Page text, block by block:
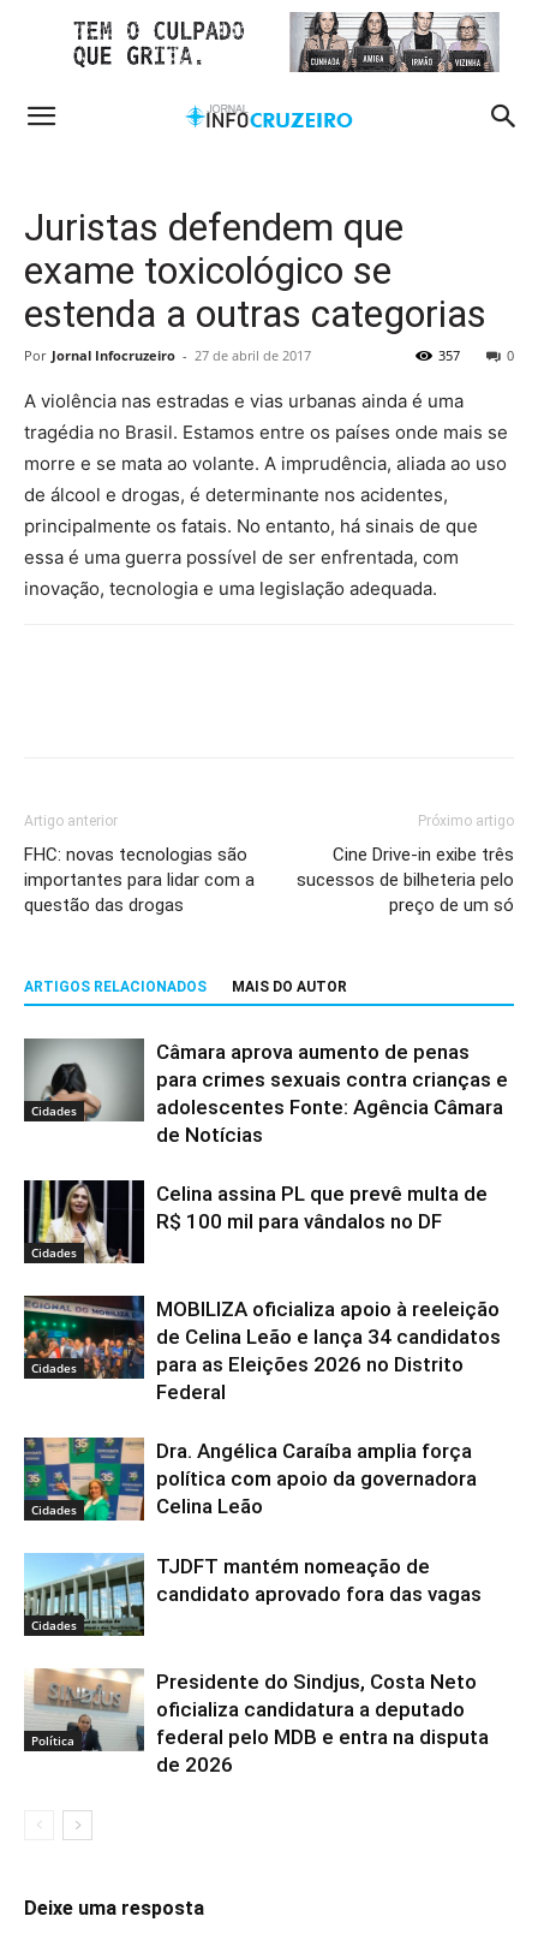
Juristas defendem que
exame toxicológico se
estenda a outras categorias
Por Jornal Infocruzeiro - 27 de abril de 2017 0
357
A violência nas estradas e vias urbanas ainda é uma
tragédia no Brasil. Estamos entre os países onde mais se
morre e se mata ao volante. A imprudência, aliada ao uso
de álcool e drogas, é determinante nos acidentes,
principalmente os fatais. No entanto, há sinais de que
essa é uma guerra possível de ser enfrentada, com
inovação, tecnologia e uma legislação adequada.
Artigo anterior
FHC: novas tecnologias são
importantes para lidar com a
questão das drogas
Próximo artigo
Cine Drive-in exibe três
sucessos de bilheteria pelo
preço de um só
ARTIGOS RELACIONADOS MAIS DO AUTOR
Cidades
Câmara aprova aumento de penas
para crimes sexuais contra crianças e
adolescentes Fonte: Agência Câmara
de Notícias
Cidades
Celina assina PL que prevê multa de
R$ 100 mil para vândalos no DF
Cidades
MOBILIZA oficializa apoio à reeleição
de Celina Leão e lança 34 candidatos
para as Eleições 2026 no Distrito
Federal
Cidades
Dra. Angélica Caraíba amplia força
política com apoio da governadora
Celina Leão
Cidades
TJDFT mantém nomeação de
candidato aprovado fora das vagas
Política
Presidente do Sindjus, Costa Neto
oficializa candidatura a deputado
federal pelo MDB e entra na disputa
de 2026
Deixe uma resposta